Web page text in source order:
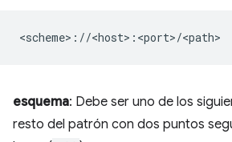
esquema: Debe ser uno de los
resto del patrón con dos puntos